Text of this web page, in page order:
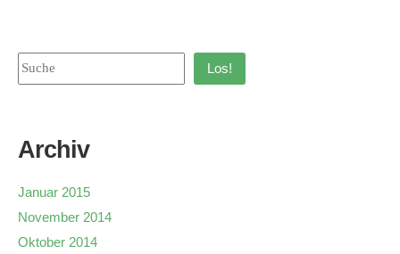
Los!
Archiv
Januar 2015
November 2014
Oktober 2014